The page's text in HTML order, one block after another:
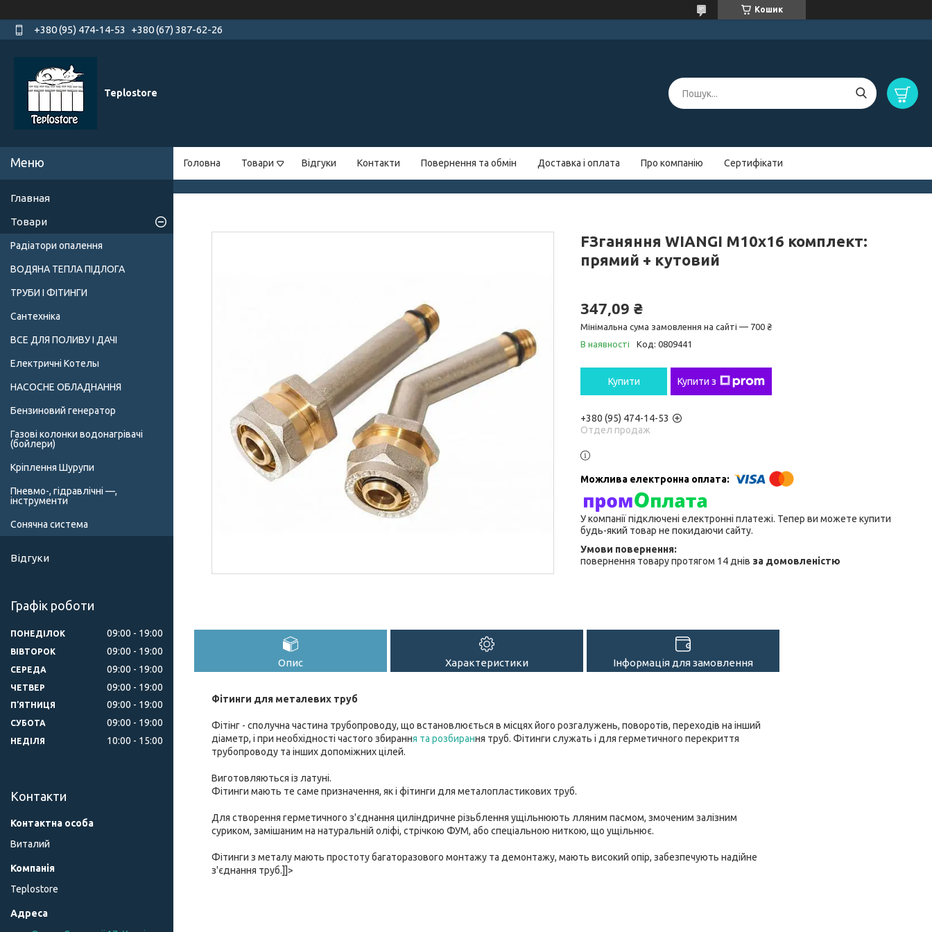
Кошик
+380 (95) 474-14-53 +380 (67) 387-62-26
Teplostore
Головна Товари Відгуки Контакти Повернення та обмін Доставка і оплата Про компанію Сертифікати
FЗганяння WIANGI М10x16 комплект:
прямий + кутовий
347,09 ₴
Мінімальна сума замовлення на сайті — 700 ₴
В наявності
Код: 0809441
Купити Купити з
+380 (95) 474-14-53
Отдел продаж
У компанії підключені електронні платежі. Тепер ви можете купити
будь-який товар не покидаючи сайту.
повернення товару протягом 14 днів за домовленістю
Опис Характеристики Інформація для замовлення
Фітинги для металевих труб
Фітінг - сполучна частина трубопроводу, що встановлюється в місцях його розгалужень, поворотів, переходів на інший
діаметр, і при необхідності частого збирання та розбирання труб. Фітинги служать і для герметичного перекриття
трубопроводу та інших допоміжних цілей.
Виготовляються із латуні.
Фітинги мають те саме призначення, як і фітинги для металопластикових труб.
Для створення герметичного з'єднання циліндричне різьблення ущільнюють лляним пасмом, змоченим залізним
суриком, замішаним на натуральній оліфі, стрічкою ФУМ, або спеціальною ниткою, що ущільнює.
Фітинги з металу мають простоту багаторазового монтажу та демонтажу, мають високий опір, забезпечують надійне
з'єднання труб.]]>
Главная
Товари
Радіатори опалення
ВОДЯНА ТЕПЛА ПІДЛОГА
ТРУБИ І ФІТИНГИ
Сантехніка
ВСЕ ДЛЯ ПОЛИВУ І ДАЧІ
Електричні Котелы
НАСОСНЕ ОБЛАДНАННЯ
Бензиновий генератор
Газові колонки водонагрівачі
(бойлери)
Кріплення Шурупи
Пневмо-, гідравлічні —,
інструменти
Сонячна система
Відгуки
Графік роботи
ПОНЕДІЛОК 09:00 19:00
ВІВТОРОК 09:00 19:00
СЕРЕДА 09:00 19:00
ЧЕТВЕР 09:00 19:00
ПʼЯТНИЦЯ 09:00 19:00
СУБОТА 09:00 19:00
НЕДІЛЯ 10:00 15:00
Контакти
Виталий
Teplostore